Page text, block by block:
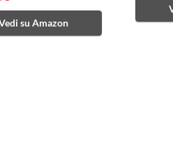
su Amazon